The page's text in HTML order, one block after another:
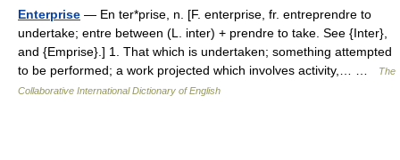
Enterprise — En ter*prise, n. [F. enterprise, fr. entreprendre to
undertake; entre between (L. inter) + prendre to take. See {Inter},
and {Emprise}.] 1. That which is undertaken; something attempted
to be performed; a work projected which involves activity,… …
The
Collaborative International Dictionary of English